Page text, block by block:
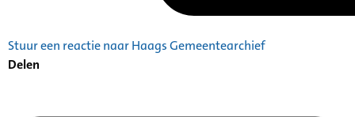
Stuur een reactie naar Haags Gemeentearchief
Delen